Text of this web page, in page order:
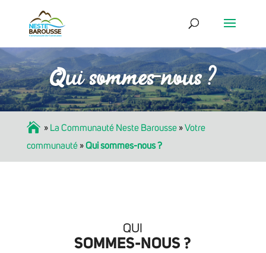
Qui sommes-nous ?
Accueil » La Communauté Neste Barousse»Votre
communauté»Qui sommes-nous ?
QUI
SOMMES-NOUS ?